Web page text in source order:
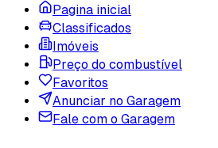
Pagina inicial
Classificados
Imóveis
Preço do combustível
Favoritos
Anunciar no Garagem
Fale com o Garagem